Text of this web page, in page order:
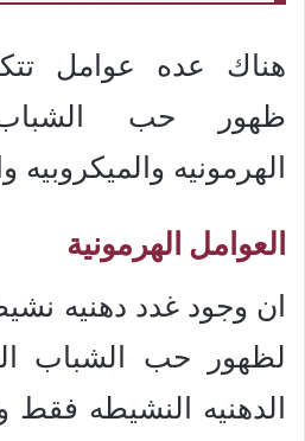
هناك عده عوامل
ظهور حب الشباب
الهرمونيه والميكروبيه
العوامل الهرمونية
ان وجود غدد دهنيه
لظهور حب الشباب
الدهنيه النشيطه فقط